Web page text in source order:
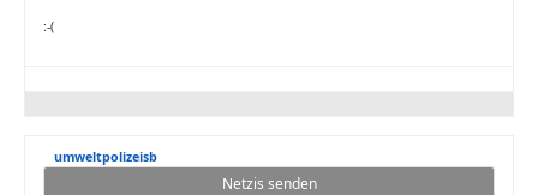
:-(
umweltpolizeisb
Netzis senden